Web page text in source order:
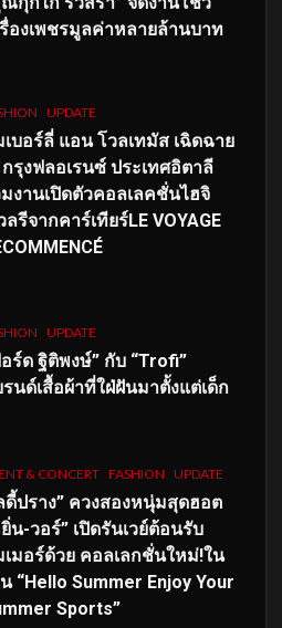
องเพชรมูลค่าหลายล้านบาท
UPDATE
บอร์ลี่ แอน โวลเทมัส เฉิดฉาย
รุงฟลอเรนซ์ ประเทศอิตาลี
งานเปิดตัวคอลเลคชั่นไฮจิ
ลรีจากคาร์เทียร์LE VOYAGE
UPDATE
ร์ด ฐิติพงษ์” กับ “Trofi”
นด์เสื้อผ้าที่ใฝ่ฝันมาตั้งแต่เด็ก
& CONCERT FASHION UPDATE
ดี้ปราง” ควงสองหนุ่มสุดฮอต
น-วอร์” เปิดรันเวย์ต้อนรับ
มอร์ด้วย คอลเลกชั่นใหม่!ใน
“Hello Summer Enjoy Your
Sports”